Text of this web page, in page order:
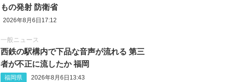
もの発射 防衛省
2026年8月6日17:12
一般ニュース
西鉄の駅構内で下品な音声が流れる 第三
者が不正に流したか 福岡
福岡県 2026年8月6日13:43